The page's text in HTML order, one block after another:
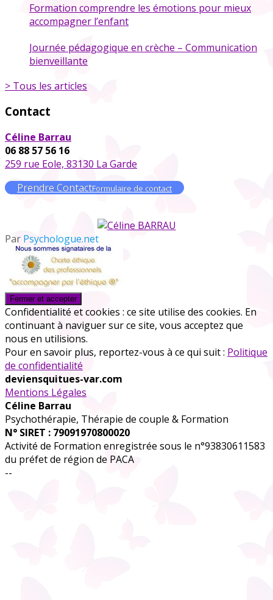
Formation comprendre les émotions pour mieux
accompagner l’enfant
Journée pédagogique en crèche – Communication
bienveillante
> Tous les articles
Contact
Céline Barrau
06 88 57 56 16
259 rue Eole, 83130 La Garde
Prendre ContactFormulaire de contact
Par Psychologue.net
Confidentialité et cookies : ce site utilise des cookies. En
continuant à naviguer sur ce site, vous acceptez que
nous en utilisions.
Pour en savoir plus, reportez-vous à ce qui suit : Politique
de confidentialité
deviensquitues-var.com
Mentions Légales
Céline Barrau
Psychothérapie, Thérapie de couple & Formation
N° SIRET : 79091970800020
Activité de Formation enregistrée sous le n°93830611583
du préfet de région de PACA
--